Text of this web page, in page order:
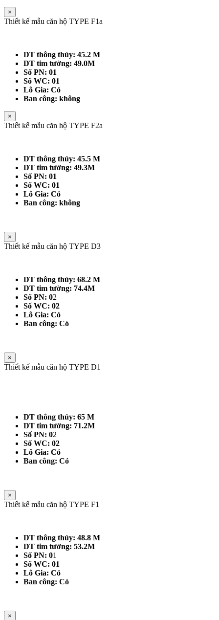
×
Thiết kế mẫu căn hộ TYPE F1a
DT thông thủy: 45.2 M
DT tim tường: 49.0M
Số PN: 01
Số WC: 01
Lô Gia: Có
Ban công: không
×
Thiết kế mẫu căn hộ TYPE F2a
DT thông thủy: 45.5 M
DT tim tường: 49.3M
Số PN: 01
Số WC: 01
Lô Gia: Có
Ban công: không
×
Thiết kế mẫu căn hộ TYPE D3
DT thông thủy: 68.2 M
DT tim tường: 74.4M
Số PN: 02
Số WC: 02
Lô Gia: Có
Ban công: Có
×
Thiết kế mẫu căn hộ TYPE D1
DT thông thủy: 65 M
DT tim tường: 71.2M
Số PN: 02
Số WC: 02
Lô Gia: Có
Ban công: Có
×
Thiết kế mẫu căn hộ TYPE F1
DT thông thủy: 48.8 M
DT tim tường: 53.2M
Số PN: 01
Số WC: 01
Lô Gia: Có
Ban công: Có
×